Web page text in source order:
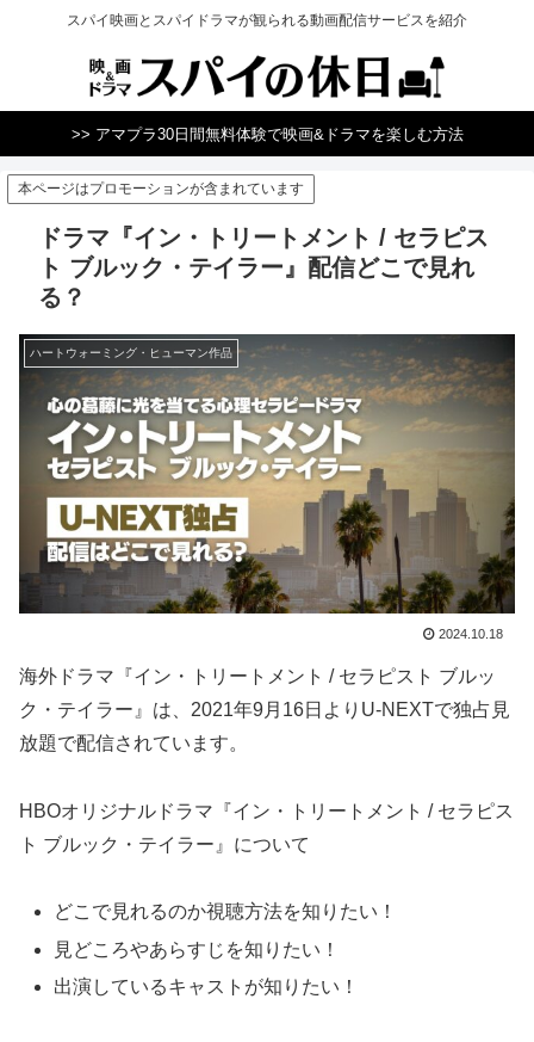
スパイ映画とスパイドラマが観られる動画配信サービスを紹介
>> アマプラ30日間無料体験で映画&ドラマを楽しむ方法
本ページはプロモーションが含まれています
ドラマ『イン・トリートメント / セラピス
ト ブルック・テイラー』配信どこで見れ
る？
ハートウォーミング・ヒューマン作品
2024.10.18
海外ドラマ『イン・トリートメント / セラピスト ブルッ
ク・テイラー』は、2021年9月16日よりU-NEXTで独占見
放題で配信されています。
HBOオリジナルドラマ『イン・トリートメント / セラピス
ト ブルック・テイラー』について
どこで見れるのか視聴方法を知りたい！
見どころやあらすじを知りたい！
出演しているキャストが知りたい！